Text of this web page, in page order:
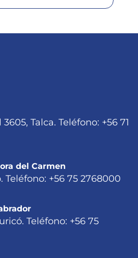
Talca. Teléfono: +56 71
del Carmen
Teléfono: +56 75 2768000
Teléfono: +56 75